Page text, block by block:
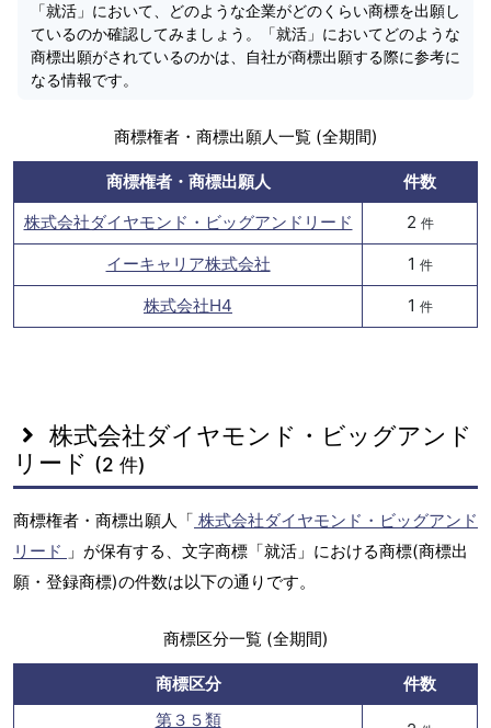
「就活」において、どのような企業がどのくらい商標を出願し
ているのか確認してみましょう。「就活」においてどのような
商標出願がされているのかは、自社が商標出願する際に参考に
なる情報です。
商標権者・商標出願人一覧 (全期間)
商標権者・商標出願人
件数
株式会社ダイヤモンド・ビッグアンドリード
2 件
イーキャリア株式会社 1 件
株式会社H4 1 件
株式会社ダイヤモンド・ビッグアンド
リード (2 件)
商標権者・商標出願人「 株式会社ダイヤモンド・ビッグアンド
リード 」が保有する、文字商標「就活」における商標(商標出
願・登録商標)の件数は以下の通りです。
商標区分一覧 (全期間)
商標区分
件数
第３５類